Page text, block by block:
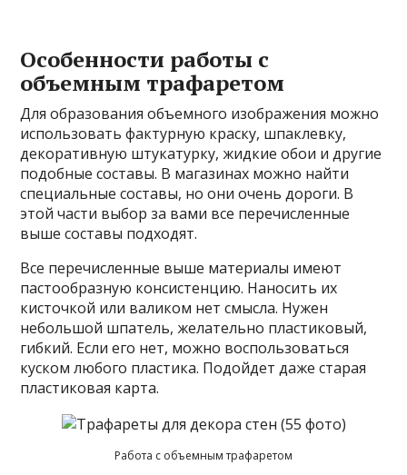
Особенности работы с
объемным трафаретом
Для образования объемного изображения можно
использовать фактурную краску, шпаклевку,
декоративную штукатурку, жидкие обои и другие
подобные составы. В магазинах можно найти
специальные составы, но они очень дороги. В
этой части выбор за вами все перечисленные
выше составы подходят.
Все перечисленные выше материалы имеют
пастообразную консистенцию. Наносить их
кисточкой или валиком нет смысла. Нужен
небольшой шпатель, желательно пластиковый,
гибкий. Если его нет, можно воспользоваться
куском любого пластика. Подойдет даже старая
пластиковая карта.
Работа с объемным трафаретом